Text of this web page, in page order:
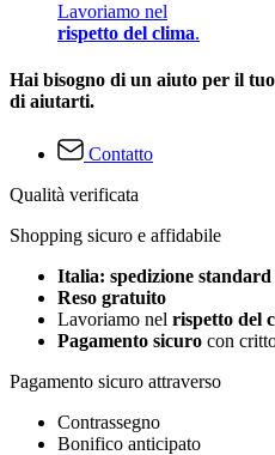
Lavoriamo nel
rispetto del clima.
Hai bisogno di un aiuto per il
di aiutarti.
Contatto
Qualità verificata
Shopping sicuro e affidabile
Italia: spedizione
Reso gratuito
Lavoriamo nel rispetto del
Pagamento sicuro con
Pagamento sicuro attraverso
Contrassegno
Bonifico anticipato